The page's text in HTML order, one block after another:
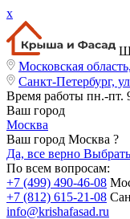
x
Московская
Санкт-Петербург,
Время работы пн.-пт.
Ваш город
Москва
Ваш город Москва ?
Да, все верно
По всем вопросам:
+7 (499) 490-46-08
+7 (812) 615-21-08
info@krishafasad.ru